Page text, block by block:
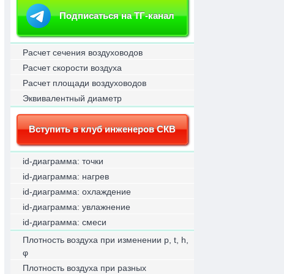
Подписаться на ТГ-канал
Расчет сечения воздуховодов
Расчет скорости воздуха
Расчет площади воздуховодов
Эквивалентный диаметр
Вступить в клуб инженеров СКВ
id-диаграмма: точки
id-диаграмма: нагрев
id-диаграмма: охлаждение
id-диаграмма: увлажнение
id-диаграмма: смеси
Плотность воздуха при изменении p, t, h,
φ
Плотность воздуха при разных